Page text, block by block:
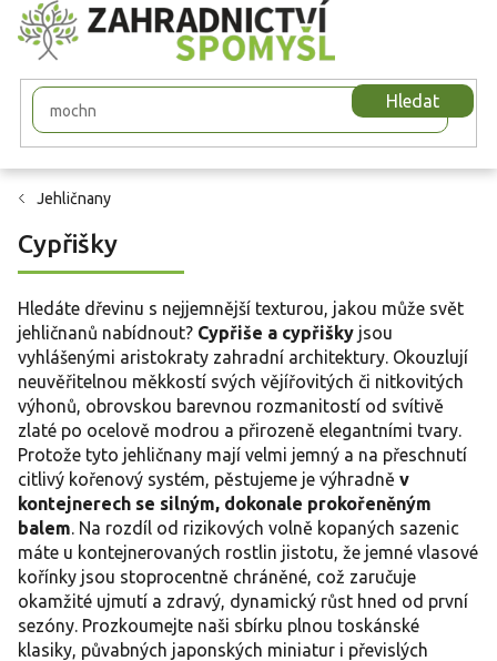
Přejít
na
obsah
Hledat
Jehličnany
Cypřišky
Hledáte dřevinu s nejjemnější texturou, jakou může svět
jehličnanů nabídnout? Cypřiše a cypřišky jsou
vyhlášenými aristokraty zahradní architektury. Okouzlují
neuvěřitelnou měkkostí svých vějířovitých či nitkovitých
výhonů, obrovskou barevnou rozmanitostí od svítivě
zlaté po ocelově modrou a přirozeně elegantními tvary.
Protože tyto jehličnany mají velmi jemný a na přeschnutí
citlivý kořenový systém, pěstujeme je výhradně v
kontejnerech se silným, dokonale prokořeněným
balem . Na rozdíl od rizikových volně kopaných sazenic
máte u kontejnerovaných rostlin jistotu, že jemné vlasové
kořínky jsou stoprocentně chráněné, což zaručuje
okamžité ujmutí a zdravý, dynamický růst hned od první
sezóny. Prozkoumejte naši sbírku plnou toskánské
klasiky, půvabných japonských miniatur i převislých